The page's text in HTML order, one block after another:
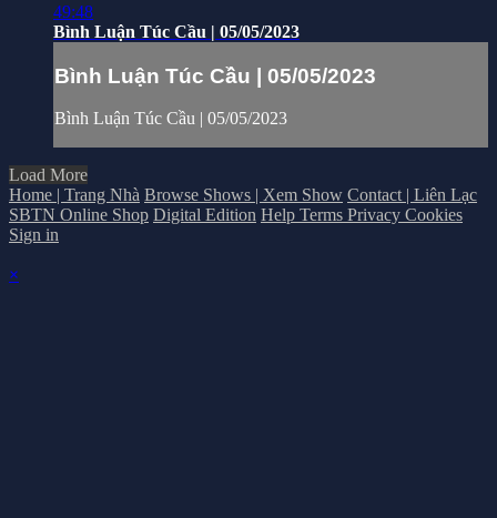
49:48
Bình Luận Túc Cầu | 05/05/2023
Bình Luận Túc Cầu | 05/05/2023
Bình Luận Túc Cầu | 05/05/2023
Load More
Home | Trang Nhà Browse Shows | Xem Show Contact | Liên Lạc
SBTN Online Shop Digital Edition Help Terms Privacy Cookies
Sign in
×